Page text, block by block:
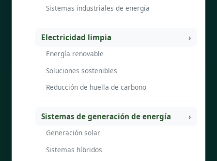
Sistemas industriales de energía
Electricidad limpia
Energía renovable
Soluciones sostenibles
Reducción de huella de carbono
Sistemas de generación de energía
Generación solar
Sistemas híbridos